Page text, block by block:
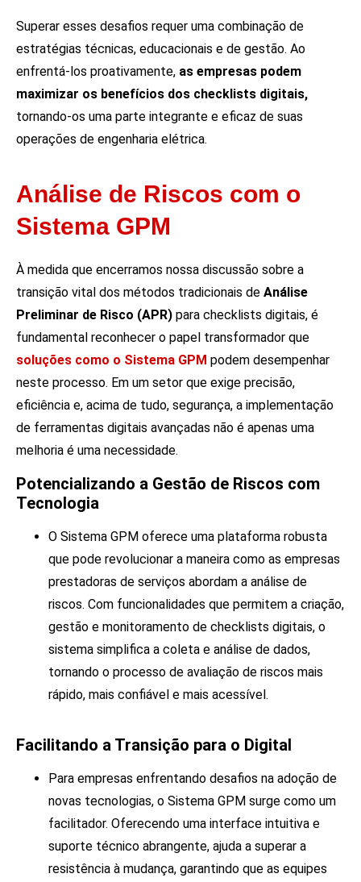
Superar esses desafios requer uma combinação de
estratégias técnicas, educacionais e de gestão. Ao
enfrentá-los proativamente, as empresas podem
maximizar os benefícios dos checklists digitais,
tornando-os uma parte integrante e eficaz de suas
operações de engenharia elétrica.
Análise de Riscos com o
Sistema GPM
À medida que encerramos nossa discussão sobre a
transição vital dos métodos tradicionais de Análise
Preliminar de Risco (APR) para checklists digitais, é
fundamental reconhecer o papel transformador que
soluções como o Sistema GPM podem desempenhar
neste processo. Em um setor que exige precisão,
eficiência e, acima de tudo, segurança, a implementação
de ferramentas digitais avançadas não é apenas uma
melhoria é uma necessidade.
Potencializando a Gestão de Riscos com
Tecnologia
O Sistema GPM oferece uma plataforma robusta
que pode revolucionar a maneira como as empresas
prestadoras de serviços abordam a análise de
riscos. Com funcionalidades que permitem a criação,
gestão e monitoramento de checklists digitais, o
sistema simplifica a coleta e análise de dados,
tornando o processo de avaliação de riscos mais
rápido, mais confiável e mais acessível.
Facilitando a Transição para o Digital
Para empresas enfrentando desafios na adoção de
novas tecnologias, o Sistema GPM surge como um
facilitador. Oferecendo uma interface intuitiva e
suporte técnico abrangente, ajuda a superar a
resistência à mudança, garantindo que as equipes